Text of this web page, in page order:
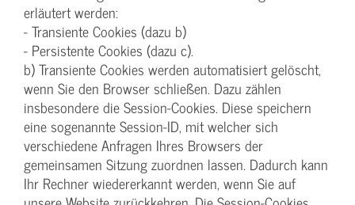
erläutert werden:
- Transiente Cookies (dazu b)
- Persistente Cookies (dazu c).
b) Transiente Cookies werden automatisiert gelöscht,
wenn Sie den Browser schließen. Dazu zählen
insbesondere die Session-Cookies. Diese speichern
eine sogenannte Session-ID, mit welcher sich
verschiedene Anfragen Ihres Browsers der
gemeinsamen Sitzung zuordnen lassen. Dadurch kann
Ihr Rechner wiedererkannt werden, wenn Sie auf